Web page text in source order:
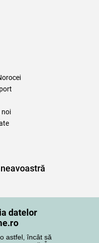
datelor
astfel, încât să
noi